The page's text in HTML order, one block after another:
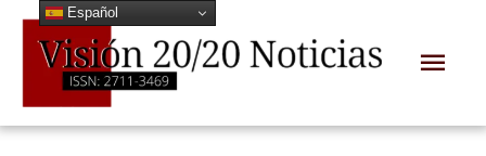
contenido
Español